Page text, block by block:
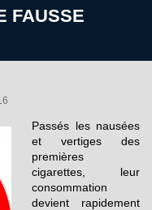
FAUSSE
Passés les nausées
et vertiges des
premières
cigarettes, leur
consommation
devient rapidement